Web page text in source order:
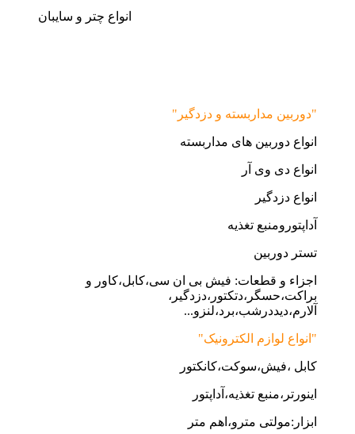
انواع چتر و سایبان
"دوربین مداربسته و دزدگیر"
انواع دوربین های مداربسته
انواع دی وی آر
انواع دزدگیر
آداپتورومنبع تغذیه
تستر دوربین
اجزاء و قطعات: فیش بی ان سی،کابل،کاور و
براکت،حسگر،دتکتور،دزدگیر،
آلارم،دیددرشب،برد،لنزو...
"انواع لوازم الکترونیک"
کابل ،فیش،سوکت،کانکتور
اینورتر،منبع تغذیه،آداپتور
ابزار:مولتی مترو،اهم متر